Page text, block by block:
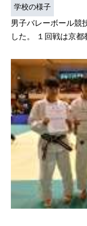
学校の様子
男子バレーボール競
した。 １回戦は京都